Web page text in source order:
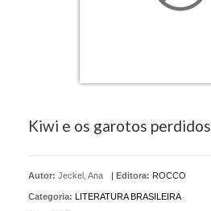
Kiwi e os garotos perdidos
Autor: Jeckel, Ana | Editora: ROCCO
Categoria: LITERATURA BRASILEIRA